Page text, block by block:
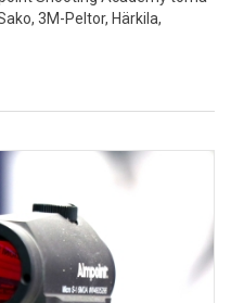
3M-Peltor, Härkila,